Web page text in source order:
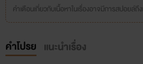
คำเตือนเกี่ยวกับเนื้อหาในเรื่องอาจมีการสปอยล์ถึ
คำโปรย แนะนำเรื่อง